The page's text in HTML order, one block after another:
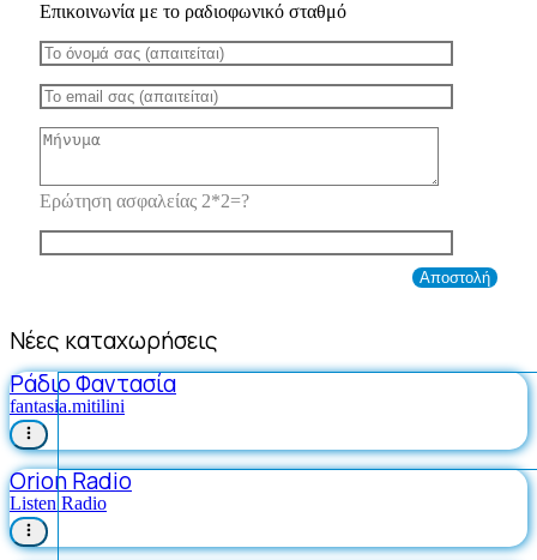
Επικοινωνία με το ραδιοφωνικό σταθμό
Ερώτηση ασφαλείας 2*2=?
Νέες καταχωρήσεις
Ράδιο Φαντασία
fantasia.mitilini
Orion Radio
Listen Radio